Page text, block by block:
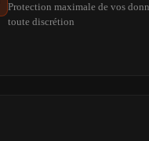
Protection maximale de vos
toute discrétion